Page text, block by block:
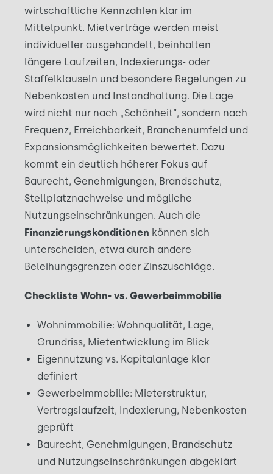
wirtschaftliche Kennzahlen klar im
Mittelpunkt. Mietverträge werden meist
individueller ausgehandelt, beinhalten
längere Laufzeiten, Indexierungs- oder
Staffelklauseln und besondere Regelungen zu
Nebenkosten und Instandhaltung. Die Lage
wird nicht nur nach „Schönheit“, sondern nach
Frequenz, Erreichbarkeit, Branchenumfeld und
Expansionsmöglichkeiten bewertet. Dazu
kommt ein deutlich höherer Fokus auf
Baurecht, Genehmigungen, Brandschutz,
Stellplatznachweise und mögliche
Nutzungseinschränkungen. Auch die
Finanzierungskonditionen können sich
unterscheiden, etwa durch andere
Beleihungsgrenzen oder Zinszuschläge.
Checkliste Wohn- vs. Gewerbeimmobilie
Wohnimmobilie: Wohnqualität, Lage,
Grundriss, Mietentwicklung im Blick
Eigennutzung vs. Kapitalanlage klar
definiert
Gewerbeimmobilie: Mieterstruktur,
Vertragslaufzeit, Indexierung, Nebenkosten
geprüft
Baurecht, Genehmigungen, Brandschutz
und Nutzungseinschränkungen abgeklärt